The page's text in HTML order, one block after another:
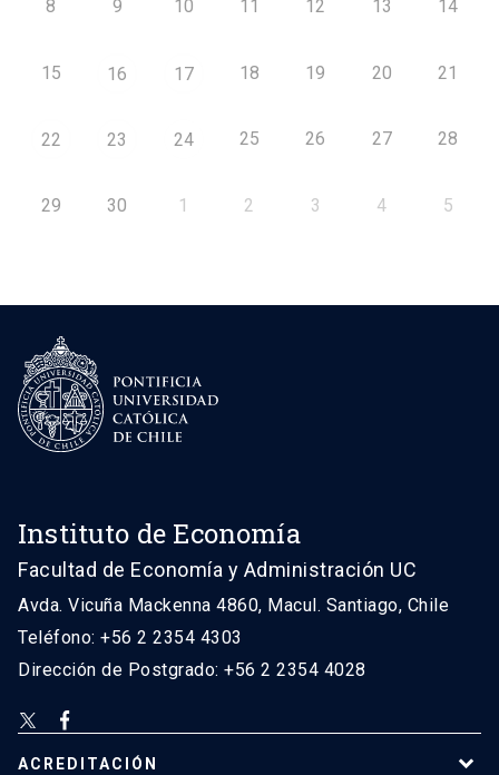
8 9 10 11 12 13 14
15 16 17 18 19 20 21
22 23 24 25 26 27 28
29 30 1 2 3 4 5
Instituto de Economía
Facultad de Economía y Administración UC
Avda. Vicuña Mackenna 4860, Macul. Santiago, Chile
Teléfono: +56 2 2354 4303
Dirección de Postgrado: +56 2 2354 4028
ACREDITACIÓN